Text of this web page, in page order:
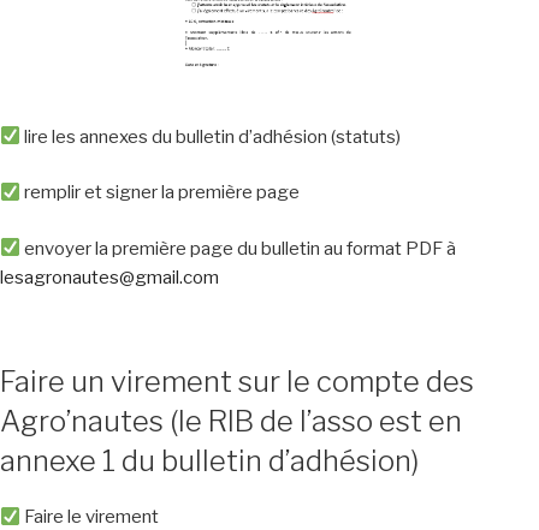
lire les annexes du bulletin d’adhésion (statuts)
remplir et signer la première page
envoyer la première page du bulletin au format PDF à
lesagronautes@gmail.com
Faire un virement sur le compte des
Agro’nautes (le RIB de l’asso est en
annexe 1 du bulletin d’adhésion)
Faire le virement